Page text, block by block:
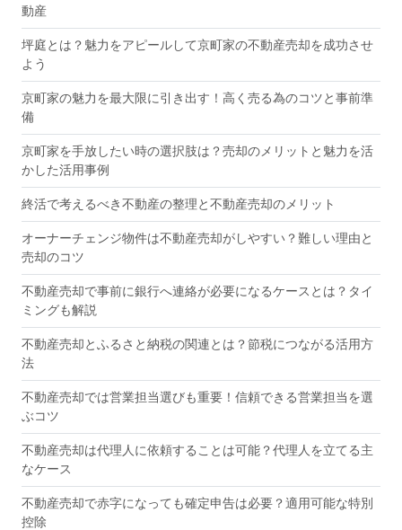
動産
坪庭とは？魅力をアピールして京町家の不動産売却を成功させ
よう
京町家の魅力を最大限に引き出す！高く売る為のコツと事前準
備
京町家を手放したい時の選択肢は？売却のメリットと魅力を活
かした活用事例
終活で考えるべき不動産の整理と不動産売却のメリット
オーナーチェンジ物件は不動産売却がしやすい？難しい理由と
売却のコツ
不動産売却で事前に銀行へ連絡が必要になるケースとは？タイ
ミングも解説
不動産売却とふるさと納税の関連とは？節税につながる活用方
法
不動産売却では営業担当選びも重要！信頼できる営業担当を選
ぶコツ
不動産売却は代理人に依頼することは可能？代理人を立てる主
なケース
不動産売却で赤字になっても確定申告は必要？適用可能な特別
控除